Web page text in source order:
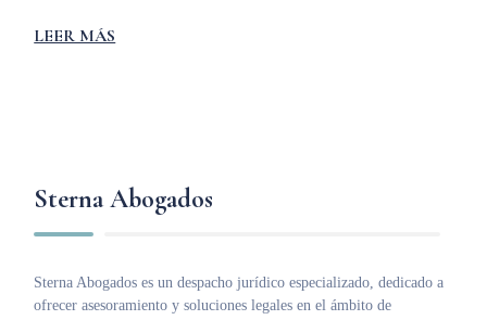
LEER MÁS
Sterna Abogados
Sterna Abogados es un despacho jurídico especializado, dedicado a
ofrecer asesoramiento y soluciones legales en el ámbito de